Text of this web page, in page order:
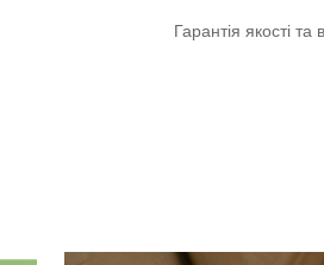
Гарантія якості